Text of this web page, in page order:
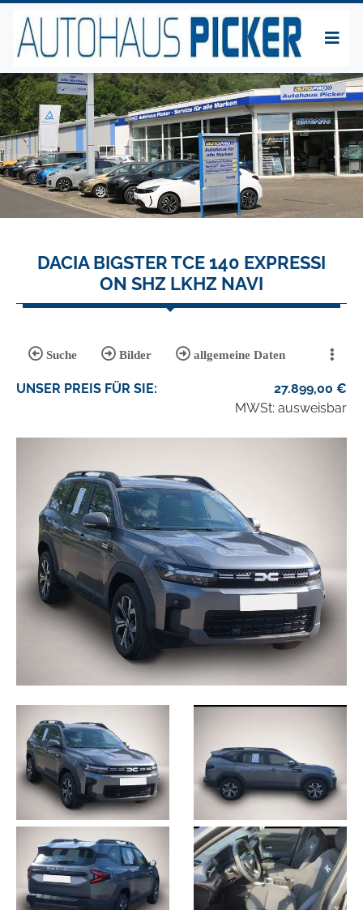
DACIA BIGSTER TCE 140 EXPRESSI
ON SHZ LKHZ NAVI
Suche Bilder allgemeine Daten
UNSER PREIS FÜR SIE: 27.899,00 €
MWSt: ausweisbar